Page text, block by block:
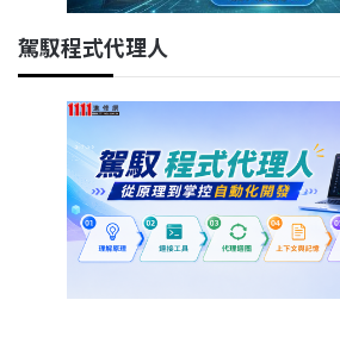
駕馭程式代理人